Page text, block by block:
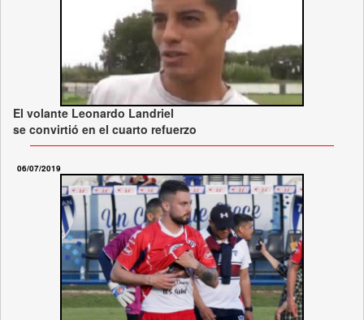
El volante Leonardo Landriel
se convirtió en el cuarto refuerzo
06/07/2019